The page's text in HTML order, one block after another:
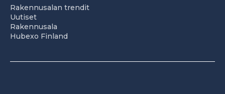
Rakennusalan trendit
Uutiset
Rakennusala
Hubexo Finland